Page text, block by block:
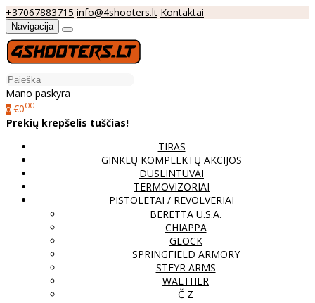
+37067883715 info@4shooters.lt Kontaktai
Navigacija
Mano paskyra
0 €000
Prekių krepšelis tuščias!
TIRAS
GINKLŲ KOMPLEKTŲ AKCIJOS
DUSLINTUVAI
TERMOVIZORIAI
PISTOLETAI / REVOLVERIAI
BERETTA U.S.A.
CHIAPPA
GLOCK
SPRINGFIELD ARMORY
STEYR ARMS
WALTHER
Č Z